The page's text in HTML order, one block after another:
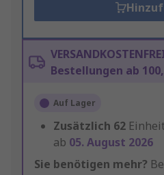
Bestellungen ab
Auf Lager
Zusätzlich 62
ab 05. August 2026
Sie benötigen mehr?